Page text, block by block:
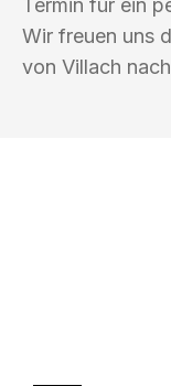
Termin für ein
Wir freuen uns
von Villach